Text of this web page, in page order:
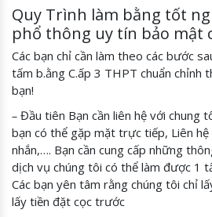
Quy Trình làm bằng tốt
phổ thông uy tín bảo mật
Các bạn chỉ cần làm theo các bước
tấm b.ằng C.ấp 3 THPT chuẩn chỉnh
bạn!
– Đầu tiên Bạn cần liên hệ với chung
bạn có thể gặp mặt trực tiếp, Liên hệ
nhắn,…. Bạn cần cung cấp những
dịch vụ chúng tôi có thể làm được 1
Các bạn yên tâm rằng chúng tôi chỉ
lấy tiền đặt cọc trước